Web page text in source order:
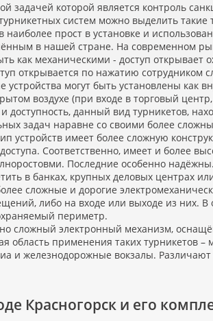
задачей которой является контроль
систем можно выделить такие
прост в установке и
в нашей стране. На современном
как механическими - доступ открывает
открывается по нажатию сотрудником
устройства могут быть установлены как
воздухе (при входе в торговый
доступность, данный вид турникетов,
задач наравне со своими более
устройств имеет более сложную
Соответственно, имеет и более
Последние особенно
в банках, крупных деловых центрах
сложные и дорогие
либо на входе или выходе из них. В
периметр.
сложный электронный механизм,
область применения таких турникетов
и железнодорожные вокзалы.
Красногорск и его